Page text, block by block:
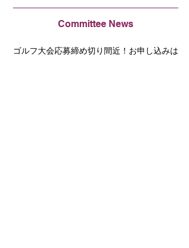
Committee News
ゴルフ大会応募締め切り間近！お申し込みは